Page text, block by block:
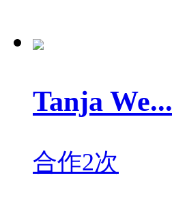
Tanja We...
合作2次